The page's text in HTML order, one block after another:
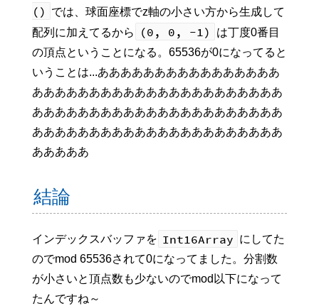
()
では、球面座標でz軸の小さい方から生成して
配列に加えてるから
(0, 0, -1)
は丁度0番目
の頂点ということになる。65536が0になってると
いうことは...ああああああああああああああああ
ああああああああああああああああああああああ
ああああああああああああああああああああああ
ああああああああああああああああああああああ
あああああ
結論
インデックスバッファを Int16Array にしてた
のでmod 65536されて0になってました。分割数
が小さいと頂点数も少ないのでmod以下になって
たんですね～